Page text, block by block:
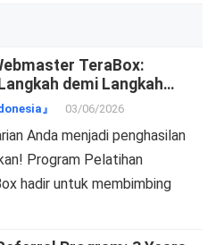
TeraBox:
demi Langkah
Trafik Menjadi Cuan!
』 03/06/2026
Anda menjadi penghasilan
Program Pelatihan
hadir untuk membimbing